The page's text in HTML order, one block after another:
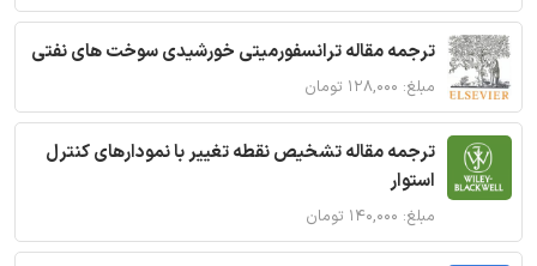
ترجمه مقاله ترانسفورمیتی خورشیدی سوخت های نفتی
مبلغ: ۱۲۸,۰۰۰ تومان
ترجمه مقاله تشخیص نقطه تغییر با نمودارهای کنترل
استوار
مبلغ: ۱۴۰,۰۰۰ تومان